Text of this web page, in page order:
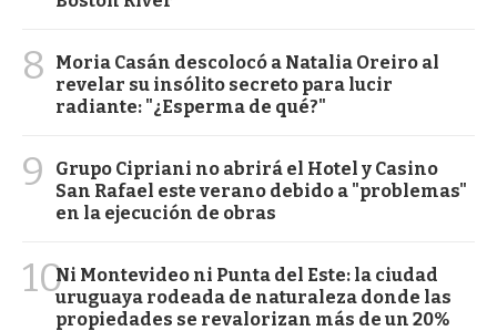
8
Moria Casán descolocó a Natalia Oreiro al
revelar su insólito secreto para lucir
radiante: "¿Esperma de qué?"
9
Grupo Cipriani no abrirá el Hotel y Casino
San Rafael este verano debido a "problemas"
en la ejecución de obras
10Ni Montevideo ni Punta del Este: la ciudad
uruguaya rodeada de naturaleza donde las
propiedades se revalorizan más de un 20%